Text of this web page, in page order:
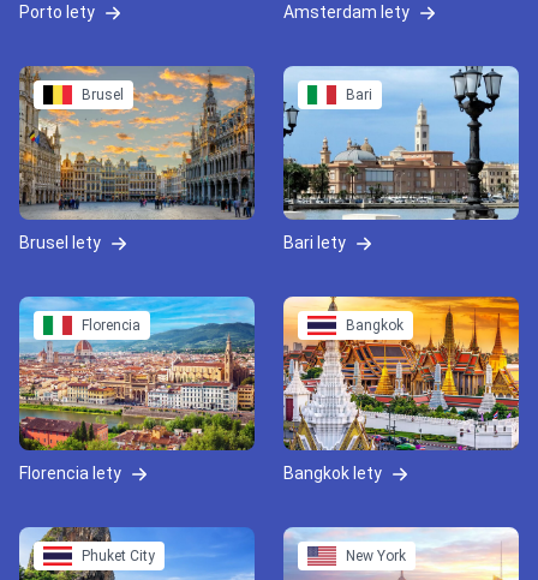
Porto lety Amsterdam lety
Brusel
Brusel lety
Bari
Bari lety
Florencia
Florencia lety
Bangkok
Bangkok lety
Phuket City New York